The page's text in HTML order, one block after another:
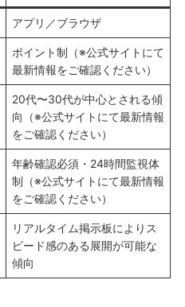
アプリ／ブラウザ
ポイント制（※公式サイトにて
最新情報をご確認ください）
20代〜30代が中心とされる傾
向（※公式サイトにて最新情報
をご確認ください）
年齢確認必須・24時間監視体
制（※公式サイトにて最新情報
をご確認ください）
リアルタイム掲示板によりス
ピード感のある展開が可能な
傾向